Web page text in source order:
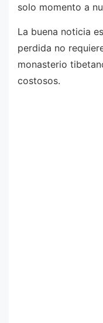
solo momento a
La buena noticia
perdida no
monasterio
costosos.